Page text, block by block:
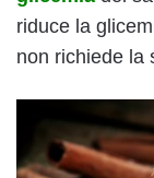
riduce la
non richiede la